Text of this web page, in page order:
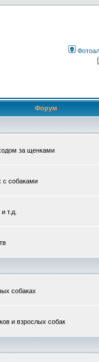
Форум
за щенками
с собаками
т.д.
собаках
и взрослых собак